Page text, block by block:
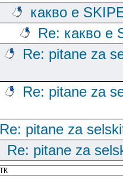
какво е
Re: какво е
Re: pitane za
Re: pitane za
Re: pitane za
Re: pitane za